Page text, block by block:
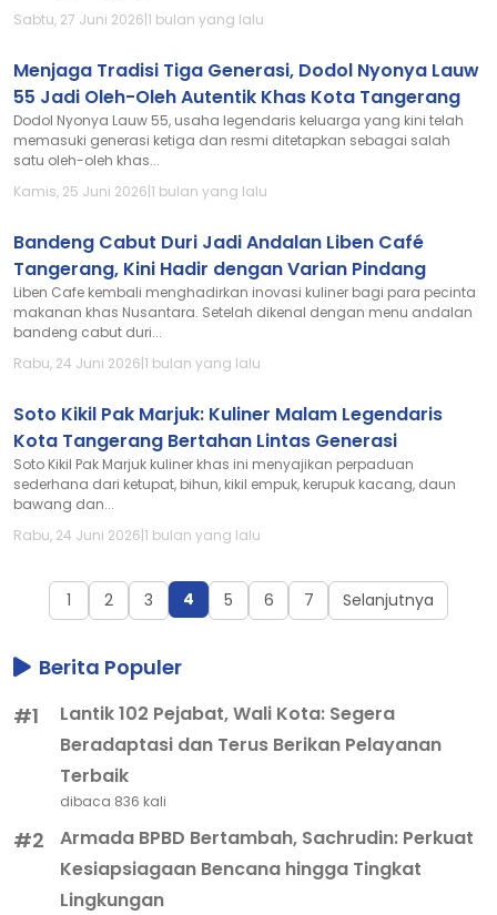
Sabtu, 27 Juni 2026|1 bulan yang lalu
Menjaga Tradisi Tiga Generasi, Dodol Nyonya Lauw
55 Jadi Oleh-Oleh Autentik Khas Kota Tangerang
Dodol Nyonya Lauw 55, usaha legendaris keluarga yang kini telah
memasuki generasi ketiga dan resmi ditetapkan sebagai salah
satu oleh-oleh khas...
Kamis, 25 Juni 2026|1 bulan yang lalu
Bandeng Cabut Duri Jadi Andalan Liben Café
Tangerang, Kini Hadir dengan Varian Pindang
Liben Cafe kembali menghadirkan inovasi kuliner bagi para pecinta
makanan khas Nusantara. Setelah dikenal dengan menu andalan
bandeng cabut duri...
Rabu, 24 Juni 2026|1 bulan yang lalu
Soto Kikil Pak Marjuk: Kuliner Malam Legendaris
Kota Tangerang Bertahan Lintas Generasi
Soto Kikil Pak Marjuk kuliner khas ini menyajikan perpaduan
sederhana dari ketupat, bihun, kikil empuk, kerupuk kacang, daun
bawang dan...
Rabu, 24 Juni 2026|1 bulan yang lalu
1 2 3 4 5 6 7 Selanjutnya
Berita Populer
#1
Lantik 102 Pejabat, Wali Kota: Segera
Beradaptasi dan Terus Berikan Pelayanan
Terbaik
dibaca 836 kali
#2
Armada BPBD Bertambah, Sachrudin: Perkuat
Kesiapsiagaan Bencana hingga Tingkat
Lingkungan